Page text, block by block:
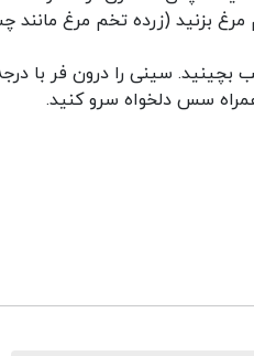
مرغ بزنید (زرده تخم مرغ